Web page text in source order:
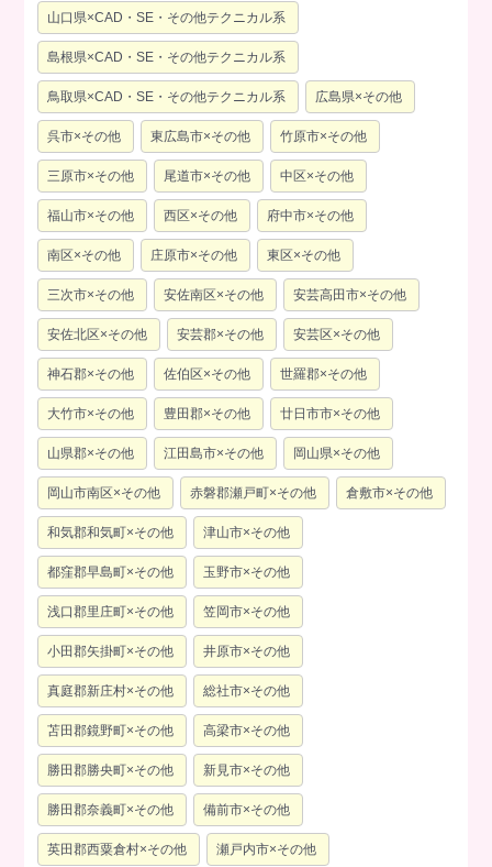
山口県×CAD・SE・その他テクニカル系
島根県×CAD・SE・その他テクニカル系
鳥取県×CAD・SE・その他テクニカル系 広島県×その他
呉市×その他 東広島市×その他 竹原市×その他
三原市×その他 尾道市×その他 中区×その他
福山市×その他 西区×その他 府中市×その他
南区×その他 庄原市×その他 東区×その他
三次市×その他 安佐南区×その他 安芸高田市×その他
安佐北区×その他 安芸郡×その他 安芸区×その他
神石郡×その他 佐伯区×その他 世羅郡×その他
大竹市×その他 豊田郡×その他 廿日市市×その他
山県郡×その他 江田島市×その他 岡山県×その他
岡山市南区×その他 赤磐郡瀬戸町×その他 倉敷市×その他
和気郡和気町×その他 津山市×その他
都窪郡早島町×その他 玉野市×その他
浅口郡里庄町×その他 笠岡市×その他
小田郡矢掛町×その他 井原市×その他
真庭郡新庄村×その他 総社市×その他
苫田郡鏡野町×その他 高梁市×その他
勝田郡勝央町×その他 新見市×その他
勝田郡奈義町×その他 備前市×その他
英田郡西粟倉村×その他 瀬戸内市×その他